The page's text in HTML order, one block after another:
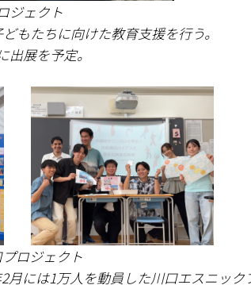
ジェクト
もたちに向けた教育支援を行う。
出展を予定。
ロジェクト
月には1万人を動員した川口エスニック